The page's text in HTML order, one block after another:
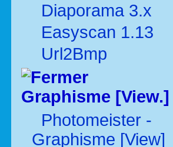
Diaporama 3.x
Easyscan 1.13
Url2Bmp
Graphisme [View.]
Photomeister -
Graphisme [View]